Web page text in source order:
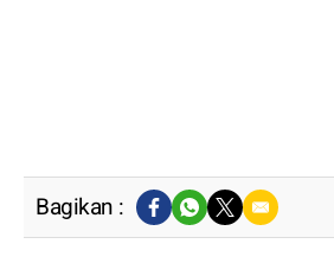
Bagikan :